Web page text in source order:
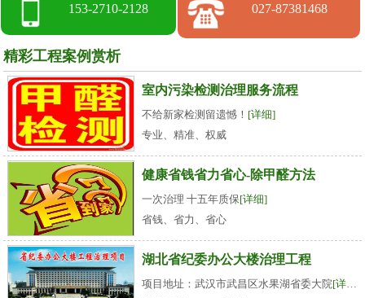
153-2710-2128 027-87381468
精彩工程案例赏析
室内污染检测治理服务流程
不给新家检测留遗憾！ [详细]
专业、精准、权威
健康省钱省力省心-除甲醛方法
一次治理 十五年质保[详细]
省钱、省力、省心
湖北省纪委办公大楼治理工程
项目地址：武汉市武昌区水果湖省委大院[详细]